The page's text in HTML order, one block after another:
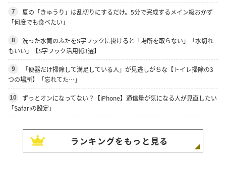
7
夏の「きゅうり」は乱切りにするだけ。5分で完成するメイン級おかず
「何度でも食べたい」
8
洗った水筒のふたをS字フックに掛けると「場所を取らない」「水切れ
もいい」【S字フック活用術3選】
9
「便器だけ掃除して満足している人」が見逃しがちな【トイレ掃除の3
つの場所】「忘れてた…」
10
ずっとオンになってない？【iPhone】通信量が気になる人が見直したい
「Safariの設定」
ランキングをもっと見る